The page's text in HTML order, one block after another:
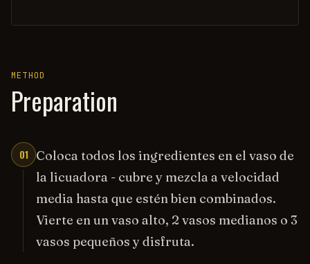
METHOD
Preparation
01
Coloca todos los ingredientes en el vaso de
la licuadora - cubre y mezcla a velocidad
media hasta que estén bien combinados.
Vierte en un vaso alto, 2 vasos medianos o 3
vasos pequeños y disfruta.